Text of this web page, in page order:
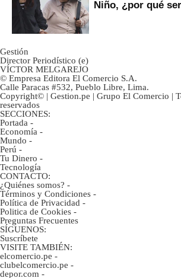
Niño, ¿por qué
Gestión
Director Periodístico (e)
VÍCTOR MELGAREJO
© Empresa Editora El Comercio S.A.
Calle Paracas #532, Pueblo Libre, Lima.
Copyright© | Gestion.pe | Grupo El Comercio |
reservados
SECCIONES:
Portada -
Economía -
Mundo -
Perú -
Tu Dinero -
Tecnología
CONTACTO:
¿Quiénes somos? -
Términos y Condiciones -
Política de Privacidad -
Politica de Cookies -
Preguntas Frecuentes
SÍGUENOS:
Suscríbete
VISITE TAMBIÉN:
elcomercio.pe -
clubelcomercio.pe -
depor.com -